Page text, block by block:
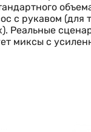
с рукавом (для
Реальные
миксы с